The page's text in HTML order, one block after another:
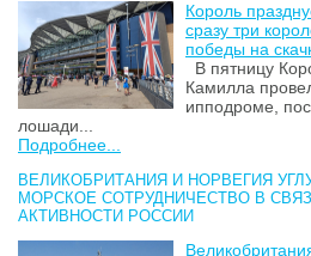
Король
сразу три
победы на
В пятницу
Камилла
ипподроме,
лошади...
Подробнее...
ВЕЛИКОБРИТАНИЯ И НОРВЕГИЯ
МОРСКОЕ СОТРУДНИЧЕСТВО В
АКТИВНОСТИ РОССИИ